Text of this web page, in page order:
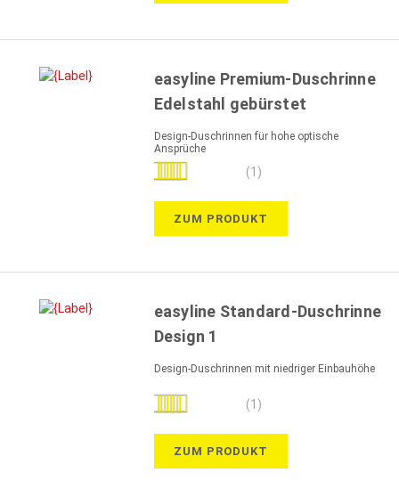
easyline Premium-Duschrinne
Edelstahl gebürstet
Design-Duschrinnen für hohe optische
Ansprüche
Bewertung:
(1)
ZUM PRODUKT
easyline Standard-Duschrinne
Design 1
Design-Duschrinnen mit niedriger Einbauhöhe
Bewertung: (1)
ZUM PRODUKT